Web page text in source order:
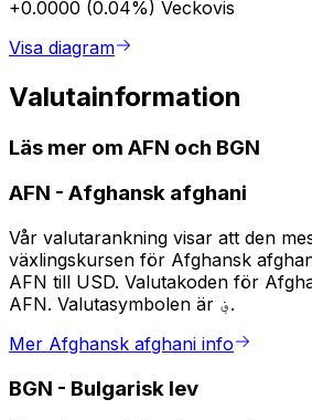
+0.0000 (0.04%) Veckovis
Visa diagram
Valutainformation
Läs mer om AFN och BGN
AFN - Afghansk afghani
Vår valutarankning visar att den
växlingskursen för Afghansk
AFN till USD. Valutakoden för
AFN. Valutasymbolen är ؋.
Mer Afghansk afghani info
BGN - Bulgarisk lev